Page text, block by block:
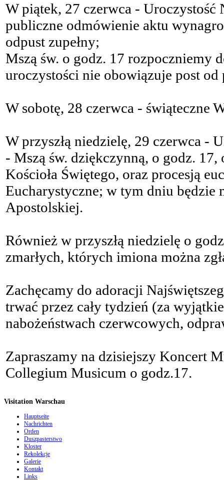
W piątek, 27 czerwca - Uroczystość
publiczne odmówienie aktu
odpust zupełny;
Mszą św. o godz. 17 rozpoczniemy
uroczystości nie obowiązuje post
W sobotę, 28 czerwca - świąteczne
W przyszłą niedzielę, 29 czerwca -
- Mszą św. dziękczynną, o godz.
Kościoła Świętego, oraz procesją
Eucharystyczne; w tym dniu będzie
Apostolskiej.
Również w przyszłą niedzielę o
zmarłych, których imiona można
Zachęcamy do adoracji
trwać przez cały tydzień (za
nabożeństwach czerwcowych,
Zapraszamy na dzisiejszy Koncert
Collegium Musicum o godz.17.
Visitation Warschau
Hauptseite
Nachrichten
Orden
Duszpasterstwo
Kloster
Rekolekcje
Galerie
Kontakt
Links